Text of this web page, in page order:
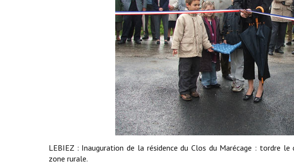
LEBIEZ : Inauguration de la résidence du Clos du Marécage : tordre
zone rurale.